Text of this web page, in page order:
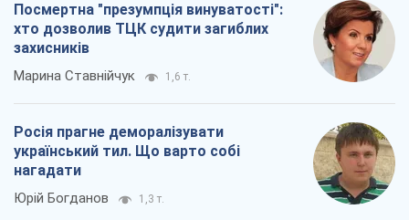
Посмертна "презумпція винуватості":
хто дозволив ТЦК судити загиблих
захисників
Марина Ставнійчук 1,6 т.
Росія прагне деморалізувати
український тил. Що варто собі
нагадати
Юрій Богданов 1,3 т.